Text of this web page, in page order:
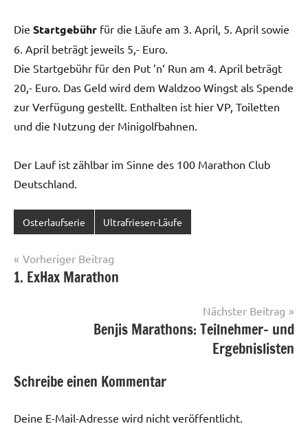
Die Startgebühr für die Läufe am 3. April, 5. April sowie
6. April beträgt jeweils 5,- Euro.
Die Startgebühr für den Put ’n‘ Run am 4. April beträgt
20,- Euro. Das Geld wird dem Waldzoo Wingst als Spende
zur Verfügung gestellt. Enthalten ist hier VP, Toiletten
und die Nutzung der Minigolfbahnen.
Der Lauf ist zählbar im Sinne des 100 Marathon Club
Deutschland.
Osterlaufserie Ultrafriesen-Läufe
Beitragsnavigation
Vorheriger Beitrag
1. ExHax Marathon
Nächster Beitrag
Benjis Marathons: Teilnehmer- und
Ergebnislisten
Schreibe einen Kommentar
Deine E-Mail-Adresse wird nicht veröffentlicht.